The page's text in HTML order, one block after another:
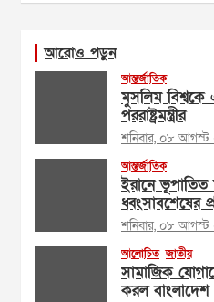
আরোও পড়ুন
আন্তর্জাতিক
মুসলিম
পররাষ্ট্রমন্ত্রীর
শনিবার, ০৮
আন্তর্জাতিক
ইরানে ভূপাতিত
ধ্বংসাবশেষের
শনিবার, ০৮
আলোচিত জাতীয়
সামাজিক
করল